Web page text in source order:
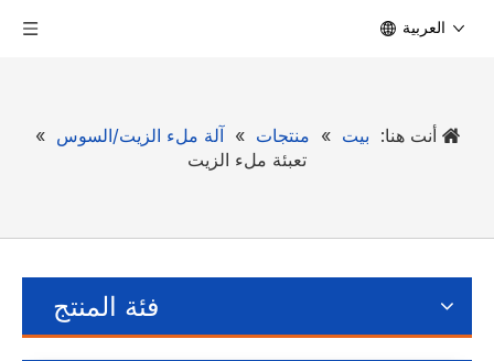
العربية
أنت هنا: بيت » منتجات » آلة ملء الزيت/السوس »
تعبئة ملء الزيت
فئة المنتج